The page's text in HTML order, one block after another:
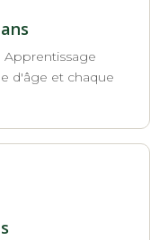
Apprentissage
d'âge et chaque